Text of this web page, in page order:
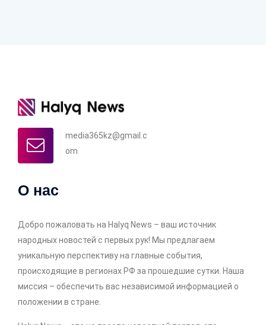
media365kz@gmail.c
om
О нас
Добро пожаловать на Halyq News – ваш источник
народных новостей с первых рук! Мы предлагаем
уникальную перспективу на главные события,
происходящие в регионах РФ за прошедшие сутки. Наша
миссия – обеспечить вас независимой информацией о
положении в стране.